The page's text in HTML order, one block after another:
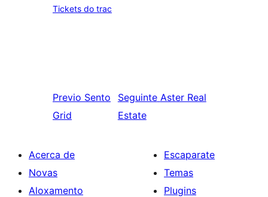
Tickets do trac
Previo Sento
Grid
Seguinte Aster Real
Estate
Acerca de
Novas
Aloxamento
Escaparate
Temas
Plugins